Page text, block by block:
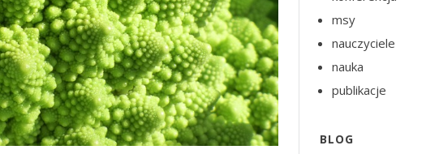
msy
nauczyciele
nauka
publikacje
BLOG